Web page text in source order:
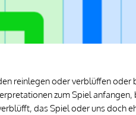
reinlegen oder verblüffen oder
zum Spiel
das Spiel oder uns doch